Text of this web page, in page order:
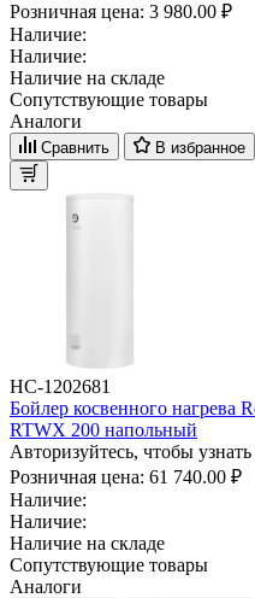
Розничная цена: 3 980.00 ₽
Наличие:
Наличие:
Наличие на складе
Сопутствующие товары
Аналоги
Сравнить В избранное
НС-1202681
Бойлер косвенного нагрева
RTWX 200 напольный
Авторизуйтесь, чтобы
Розничная цена: 61 740.00 ₽
Наличие:
Наличие:
Наличие на складе
Сопутствующие товары
Аналоги